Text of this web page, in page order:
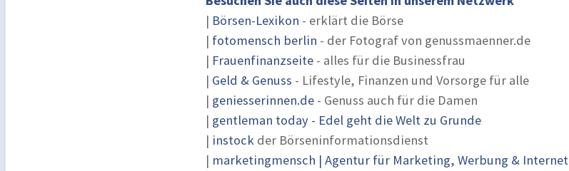
| Börsen-Lexikon - erklärt die Börse
| fotomensch berlin - der Fotograf von genussmaenner.de
| Frauenfinanzseite - alles für die Businessfrau
| Geld & Genuss - Lifestyle, Finanzen und Vorsorge für alle
| geniesserinnen.de - Genuss auch für die Damen
| gentleman today - Edel geht die Welt zu Grunde
| instock der Börseninformationsdienst
| marketingmensch | Agentur für Marketing, Werbung & Internet